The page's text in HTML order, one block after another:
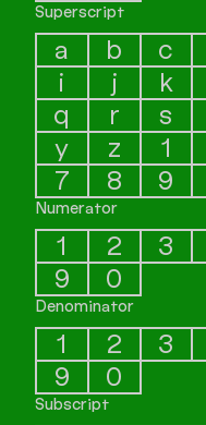
Superscript
a b c
i
j k
q
r s
y
z 1
7
8 9
Numerator
1 2 3
9
0
Denominator
1 2 3
9
0
Subscript